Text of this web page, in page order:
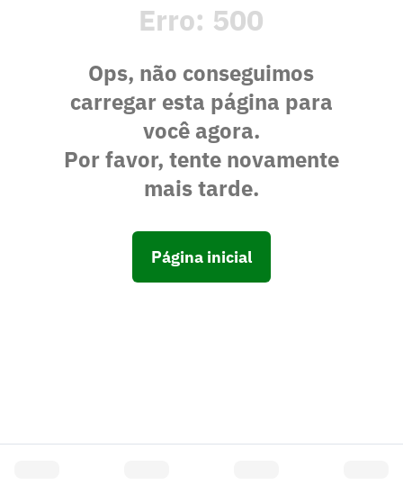
Erro: 500
Ops, não conseguimos
carregar esta página para
você agora.
Por favor, tente novamente
mais tarde.
Página inicial